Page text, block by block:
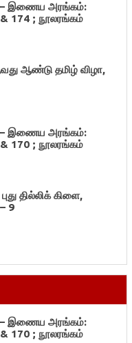
– இணைய அரங்கம்:
174 ; நூலரங்கம்
ஆண்டு தமிழ் விழா,
– இணைய அரங்கம்:
170 ; நூலரங்கம்
தில்லிக் கிளை,
9
– இணைய அரங்கம்:
170 ; நூலரங்கம்